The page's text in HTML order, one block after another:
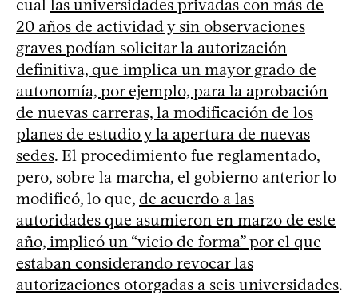
cual las universidades privadas con más de
20 años de actividad y sin observaciones
graves podían solicitar la autorización
definitiva, que implica un mayor grado de
autonomía, por ejemplo, para la aprobación
de nuevas carreras, la modificación de los
planes de estudio y la apertura de nuevas
sedes. El procedimiento fue reglamentado,
pero, sobre la marcha, el gobierno anterior lo
modificó, lo que, de acuerdo a las
autoridades que asumieron en marzo de este
año, implicó un “vicio de forma” por el que
estaban considerando revocar las
autorizaciones otorgadas a seis universidades.